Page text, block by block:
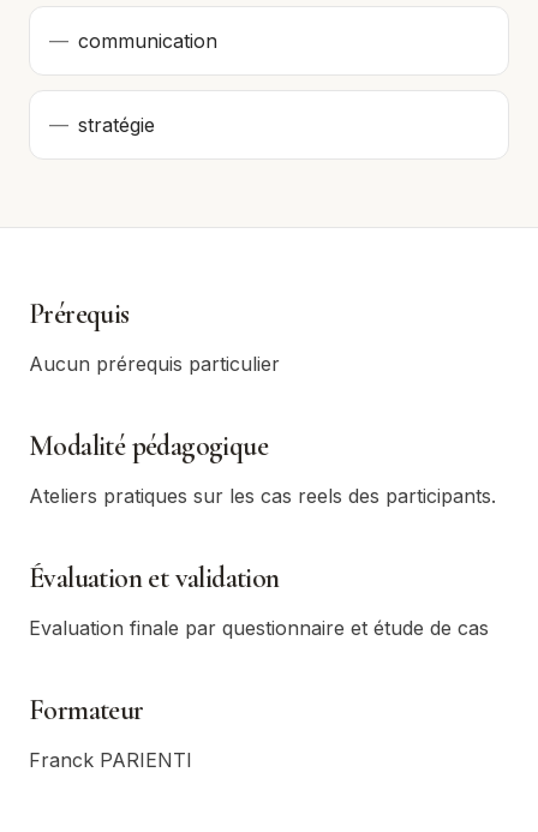
— communication
— stratégie
Prérequis
Aucun prérequis particulier
Modalité pédagogique
Ateliers pratiques sur les cas reels des participants.
Évaluation et validation
Evaluation finale par questionnaire et étude de cas
Formateur
Franck PARIENTI